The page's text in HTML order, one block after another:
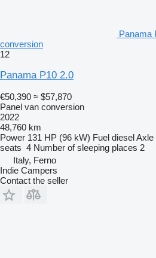
Panama
conversion
12
Panama P10 2.0
€50,390 ≈ $57,870
Panel van conversion
2022
48,760 km
Power 131 HP (96 kW) Fuel dieselAxle
seats 4 Number of sleeping places 2
Italy, Ferno
Indie Campers
Contact the seller